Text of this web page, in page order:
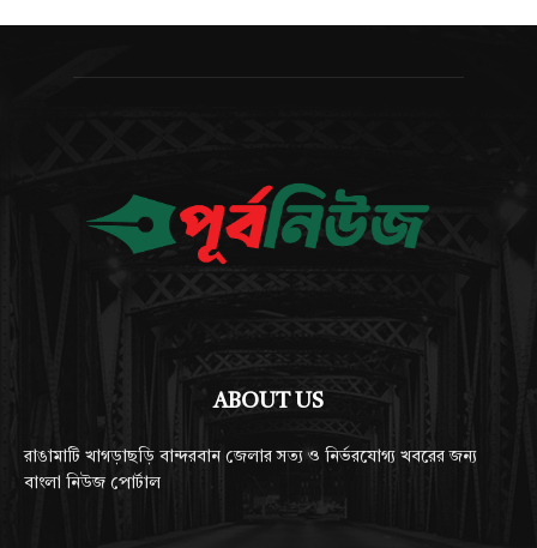
ABOUT US
রাঙামাটি খাগড়াছড়ি বান্দরবান জেলার সত্য ও নির্ভরযোগ্য খবরের জন্য
বাংলা নিউজ পোর্টাল